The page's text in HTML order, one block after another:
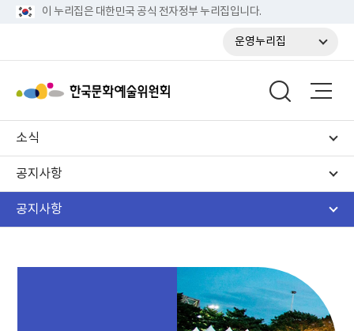
이 누리집은 대한민국 공식 전자정부 누리집입니다.
운영누리집
소식
공지사항
공지사항